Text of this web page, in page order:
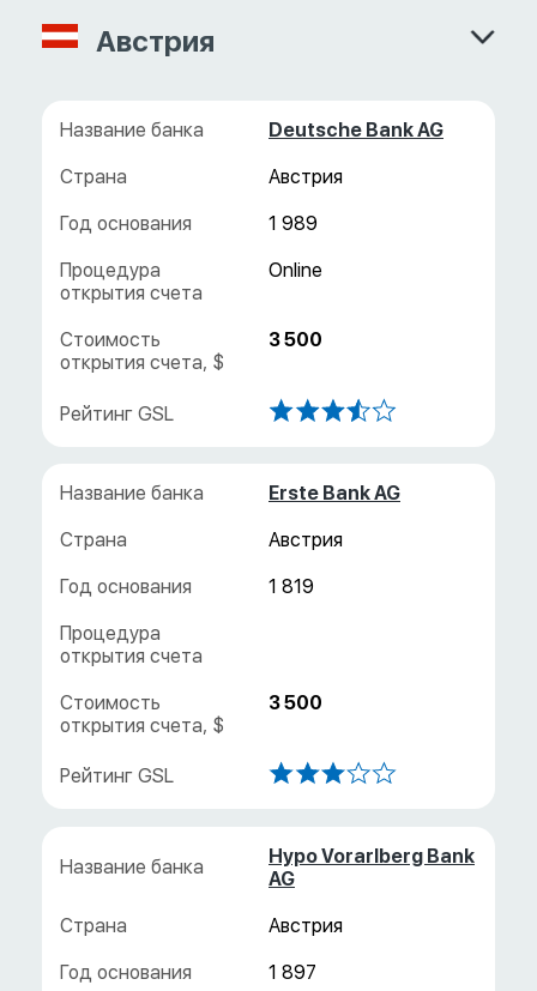
Австрия
Deutsche Bank AG
Австрия
1 989
3 500
Erste Bank AG
Австрия
1 819
3 500
Hypo Vorarlberg Bank
AG
Австрия
1 897